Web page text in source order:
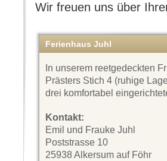
Wir freuen uns über
Ferienhaus Juhl
In unserem reetgedeckten
Prästers Stich 4 (ruhige
drei komfortabel
Kontakt:
Emil und Frauke Juhl
Poststrasse 10
25938 Alkersum auf Föhr